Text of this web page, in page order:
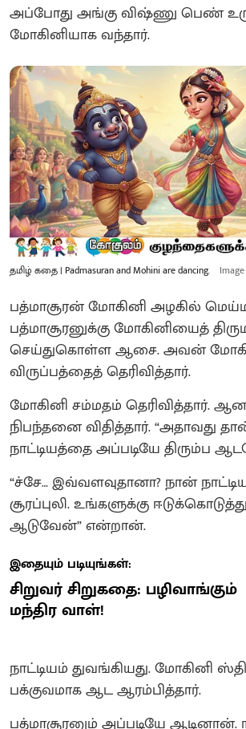
அப்போது அங்கு விஷ்ணு பெண்
மோகினியாக வந்தார்.
தமிழ் கதை | Padmasuran and Mohini are dancing.
பத்மாசூரன் மோகினி அழகில்
பத்மாசூரனுக்கு மோகினியைத்
செய்துகொள்ள ஆசை. அவன்
விருப்பத்தைத் தெரிவித்தார்.
மோகினி சம்மதம் தெரிவித்தார்.
நிபந்தனை விதித்தார். “அதாவது
நாட்டியத்தை அப்படியே திரும்ப
“ச்சே… இவ்வளவுதானா? நான்
சூரப்புலி. உங்களுக்கு
ஆடுவேன்” என்றான்.
இதையும் படியுங்கள்:
சிறுவர் சிறுகதை: பழிவாங்கும்
மந்திர வாள்!
நாட்டியம் துவங்கியது. மோகினி
பக்குவமாக ஆட ஆரம்பித்தார்.
பத்மாசூரனும் அப்படியே ஆடினான்.